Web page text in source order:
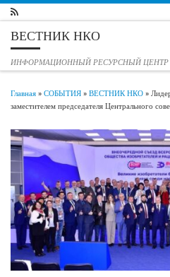
Перейти к содержимому
ВЕСТНИК НКО
ИНФОРМАЦИОННЫЙ РЕСУРСНЫЙ ЦЕНТР
Главная»СОБЫТИЯ»ВЕСТНИК НКО»
заместителем председателя Центрального